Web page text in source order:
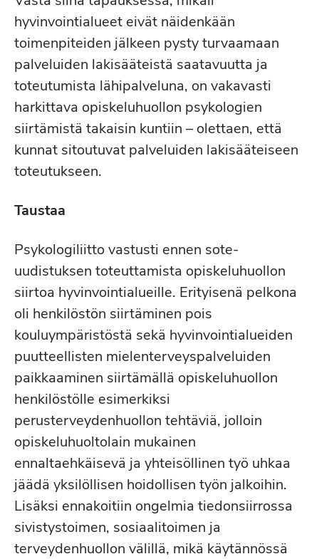
hyvinvointialueet eivät näidenkään
toimenpiteiden jälkeen pysty turvaamaan
palveluiden lakisääteistä saatavuutta ja
toteutumista lähipalveluna, on vakavasti
harkittava opiskeluhuollon psykologien
siirtämistä takaisin kuntiin – olettaen, että
kunnat sitoutuvat palveluiden lakisääteiseen
toteutukseen.
Taustaa
Psykologiliitto vastusti ennen sote-
uudistuksen toteuttamista opiskeluhuollon
siirtoa hyvinvointialueille. Erityisenä pelkona
oli henkilöstön siirtäminen pois
kouluympäristöstä sekä hyvinvointialueiden
puutteellisten mielenterveyspalveluiden
paikkaaminen siirtämällä opiskeluhuollon
henkilöstölle esimerkiksi
perusterveydenhuollon tehtäviä, jolloin
opiskeluhuoltolain mukainen
ennaltaehkäisevä ja yhteisöllinen työ uhkaa
jäädä yksilöllisen hoidollisen työn jalkoihin.
Lisäksi ennakoitiin ongelmia tiedonsiirrossa
sivistystoimen, sosiaalitoimen ja
terveydenhuollon välillä, mikä käytännössä